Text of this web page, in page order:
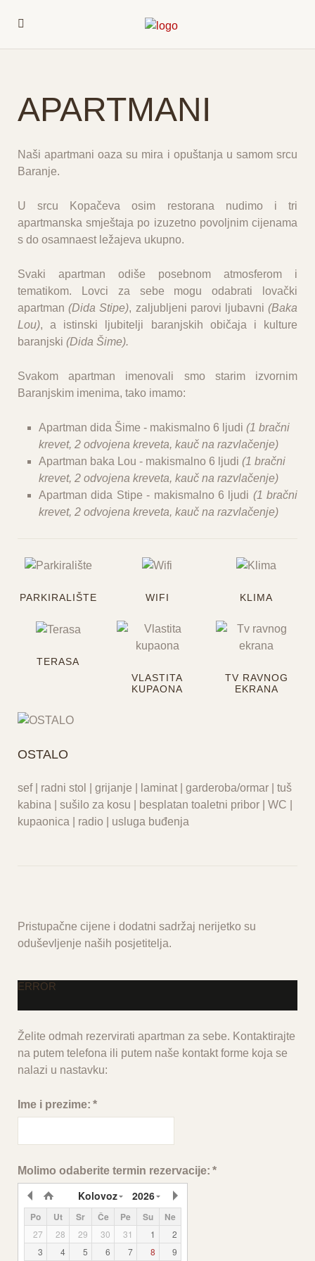
APARTMANI
Naši apartmani oaza su mira i opuštanja u samom srcu
Baranje.
U srcu Kopačeva osim restorana nudimo i tri
apartmanska smještaja po izuzetno povoljnim cijenama
s do osamnaest ležajeva ukupno.
Svaki apartman odiše posebnom atmosferom i
tematikom. Lovci za sebe mogu odabrati lovački
apartman(Dida Stipe), zaljubljeni parovi ljubavni(Baka
Lou), a istinski ljubitelji baranjskih običaja i kulture
baranjski (Dida Šime).
Svakom apartman imenovali smo starim izvornim
Baranjskim imenima, tako imamo:
Apartman dida Šime - makismalno 6 ljudi (1 bračni
krevet, 2 odvojena kreveta, kauč na razvlačenje)
Apartman baka Lou - makismalno 6 ljudi (1 bračni
krevet, 2 odvojena kreveta, kauč na razvlačenje)
Apartman dida Stipe- makismalno 6 ljudi (1 bračni
krevet, 2 odvojena kreveta, kauč na razvlačenje)
PARKIRALIŠTE WIFI KLIMA
TERASA
VLASTITA
KUPAONA
TV RAVNOG
EKRANA
OSTALO
sef | radni stol | grijanje | laminat | garderoba/ormar | tuš
kabina | sušilo za kosu | besplatan toaletni pribor | WC |
kupaonica | radio | usluga buđenja
Pristupačne cijene i dodatni sadržaj nerijetko su
oduševljenje naših posjetitelja.
ERROR
Želite odmah rezervirati apartman za sebe. Kontaktirajte
na putem telefona ili putem naše kontakt forme koja se
nalazi u nastavku:
Ime i prezime: *
Molimo odaberite termin rezervacije: *
Kolovoz 2026
Po Ut Sr Če Pe Su Ne
27 28 29 30 31 1
2
3
4 5 6 7 8 9